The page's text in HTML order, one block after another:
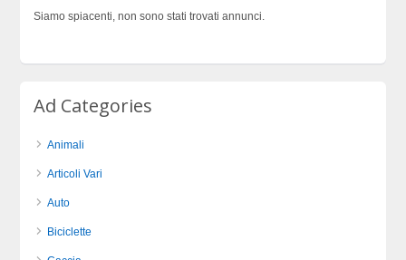
Siamo spiacenti, non sono stati trovati annunci.
Ad Categories
Animali
Articoli Vari
Auto
Biciclette